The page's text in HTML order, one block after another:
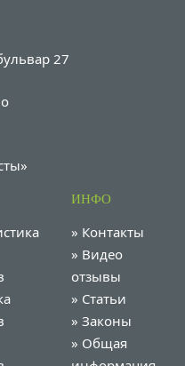
27
ИНФО
» Контакты
» Видео
отзывы
» Статьи
» Законы
» Общая